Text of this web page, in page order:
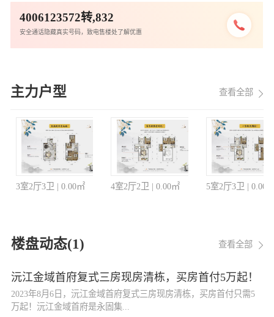
4006123572转,832
安全通话隐藏真实号码，致电售楼处了解优惠
主力户型 查看全部
3室2厅3卫 | 0.00㎡ 4室2厅2卫 |0.00㎡ 5室2厅3卫 | 0.00
楼盘动态(1) 查看全部
沅江金域首府复式三房现房清栋，买房首付5万起！
2023年8月6日，沅江金域首府复式三房现房清栋，买房首付只需5
万起！沅江金域首府是永固集...